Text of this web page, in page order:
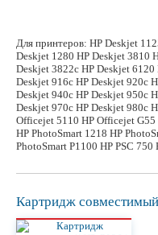
Для принтеров: HP Deskjet
Deskjet 1280 HP Deskjet 3810
Deskjet 3822c HP Deskjet
Deskjet 916c HP Deskjet 920c
Deskjet 940c HP Deskjet 950c
Deskjet 970c HP Deskjet 980c
Officejet 5110 HP Officejet G55
HP PhotoSmart 1218 HP
PhotoSmart P1100 HP PSC 750
Картридж совместимый